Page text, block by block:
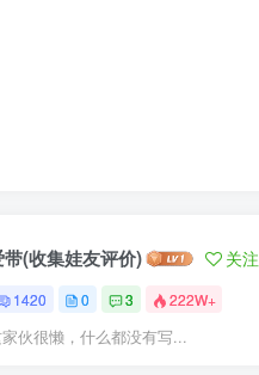
带(收集娃友评价) 关注
1420 0 3 222W+
伙很懒，什么都没有写...